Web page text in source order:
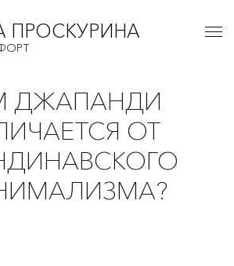
ПРОСКУРИНА
ДЖАПАНДИ
ОТ